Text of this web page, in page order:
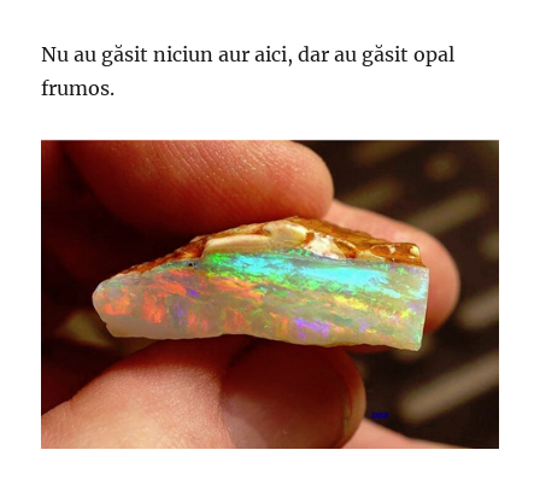
Nu au găsit niciun aur aici, dar au găsit opal
frumos.